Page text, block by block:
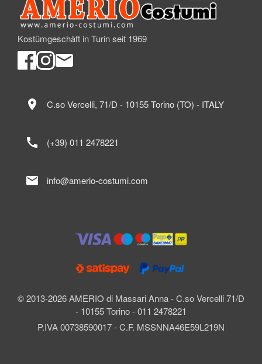
Kostümgeschäft in Turin seit 1969
© 2013-2026 AMERIO di Massari Anna - C.so Vercelli 71/D
- 10155 Torino - 011 2478221
P.IVA 00738590017 - C.F. MSSNNA46E59L219N
location_on C.so Vercelli, 71/D - 10155 Torino (TO) - ITALY
call (+39) 011 2478221
mail info@amerio-costumi.com